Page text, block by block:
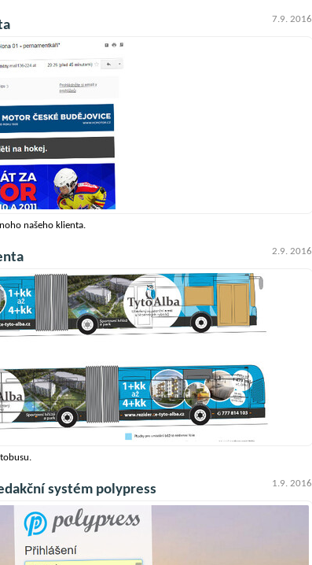
7.9. 2016
našeho klienta.
2.9. 2016
1.9. 2016
systém polypress